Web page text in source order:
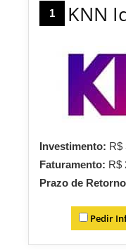
1 KNN
Investimento: R$
Faturamento: R$
Prazo de
Pedir